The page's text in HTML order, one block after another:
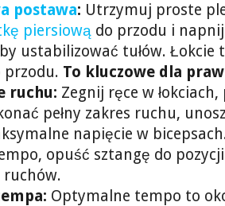
postawa: Utrzymuj proste
piersiową do przodu i
ustabilizować tułów. Łokcie
przodu. To kluczowe dla
ruchu: Zegnij ręce w
pełny zakres ruchu,
napięcie w
opuść sztangę do
ruchów.
Optymalne tempo to